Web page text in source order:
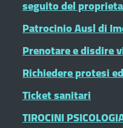
seguito del
Patrocinio Ausl di
Prenotare e disdire
Richiedere protesi
Ticket sanitari
TIROCINI